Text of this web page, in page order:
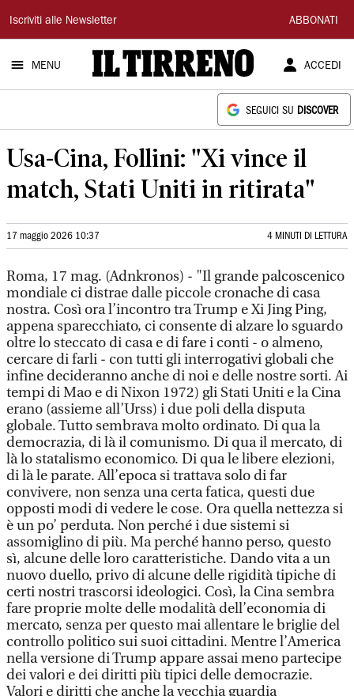
Il
Tirreno
Iscriviti alle Newsletter ABBONATI
MENU ACCEDI
SEGUICI SU DISCOVER
Usa-Cina, Follini: "Xi vince il
match, Stati Uniti in ritirata"
17 maggio 2026 10:37 4 MINUTI DI LETTURA
Roma, 17 mag. (Adnkronos) - "Il grande palcoscenico
mondiale ci distrae dalle piccole cronache di casa
nostra. Così ora l’incontro tra Trump e Xi Jing Ping,
appena sparecchiato, ci consente di alzare lo sguardo
oltre lo steccato di casa e di fare i conti - o almeno,
cercare di farli - con tutti gli interrogativi globali che
infine decideranno anche di noi e delle nostre sorti. Ai
tempi di Mao e di Nixon 1972) gli Stati Uniti e la Cina
erano (assieme all’Urss) i due poli della disputa
globale. Tutto sembrava molto ordinato. Di qua la
democrazia, di là il comunismo. Di qua il mercato, di
là lo statalismo economico. Di qua le libere elezioni,
di là le parate. All’epoca si trattava solo di far
convivere, non senza una certa fatica, questi due
opposti modi di vedere le cose. Ora quella nettezza si
è un po’ perduta. Non perché i due sistemi si
assomiglino di più. Ma perché hanno perso, questo
sì, alcune delle loro caratteristiche. Dando vita a un
nuovo duello, privo di alcune delle rigidità tipiche di
certi nostri trascorsi ideologici. Così, la Cina sembra
fare proprie molte delle modalità dell’economia di
mercato, senza per questo mai allentare le briglie del
controllo politico sui suoi cittadini. Mentre l’America
nella versione di Trump appare assai meno partecipe
dei valori e dei diritti più tipici delle democrazie.
Valori e diritti che anche la vecchia guardia